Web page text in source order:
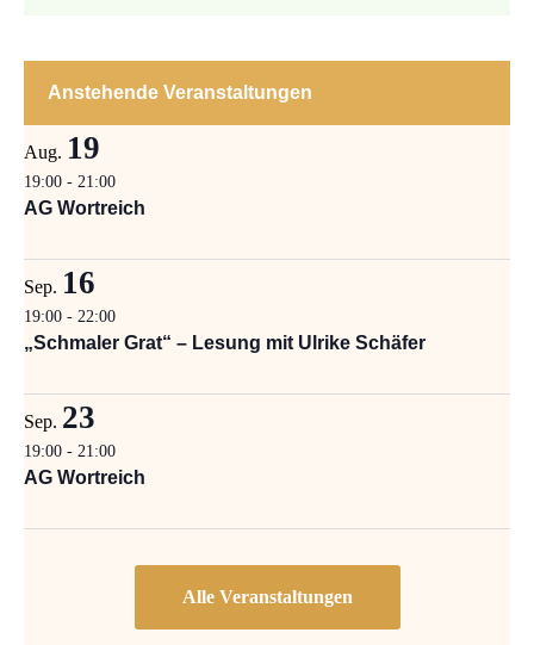
Anstehende Veranstaltungen
Aug. 19
19:00 - 21:00
AG Wortreich
Sep. 16
19:00 - 22:00
„Schmaler Grat“ – Lesung mit Ulrike Schäfer
Sep. 23
19:00 - 21:00
AG Wortreich